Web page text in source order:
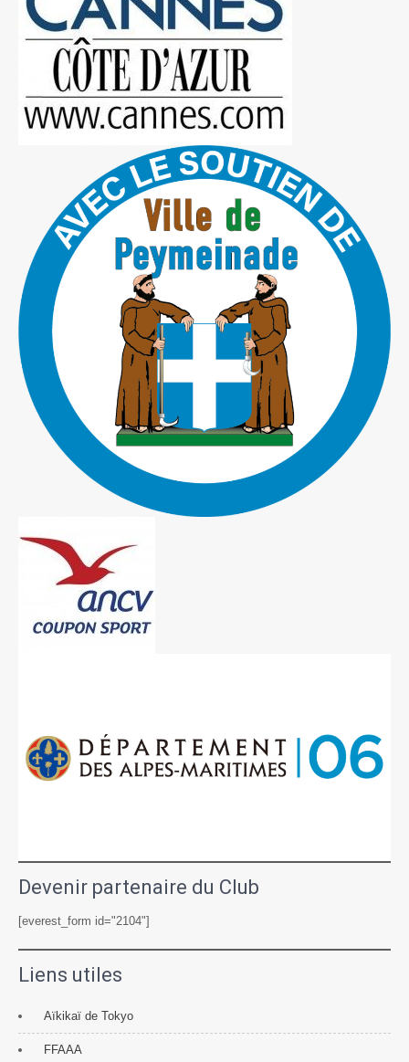
Devenir partenaire du Club
[everest_form id="2104"]
Liens utiles
Aïkikaï de Tokyo
FFAAA